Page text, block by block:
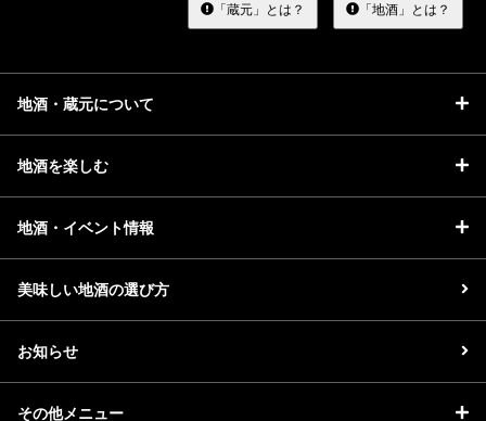
「蔵元」とは？ 「地酒」とは？
地酒・蔵元について
地酒を楽しむ
地酒・イベント情報
美味しい地酒の選び方
お知らせ
その他メニュー